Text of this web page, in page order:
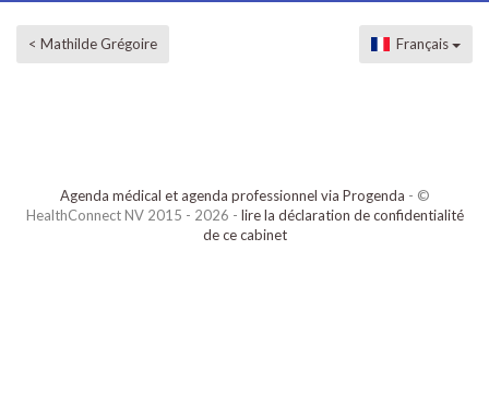
< Mathilde Grégoire Français
Agenda médical et agenda professionnel via Progenda - ©
HealthConnect NV 2015 - 2026 - lire la déclaration de confidentialité
de ce cabinet